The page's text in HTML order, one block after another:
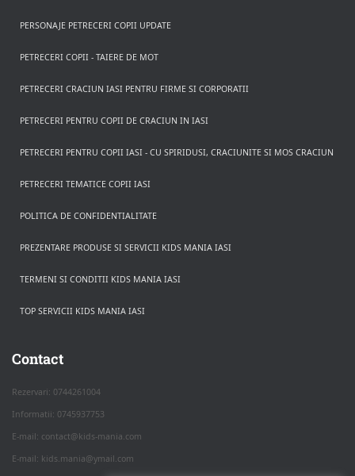
PERSONAJE PETRECERI COPII UPDATE
PETRECERI COPII - TAIERE DE MOT
PETRECERI CRACIUN IASI PENTRU FIRME SI CORPORATII
PETRECERI PENTRU COPII DE CRACIUN IN IASI
PETRECERI PENTRU COPII IASI - CU SPIRIDUSI, CRACIUNITE SI MOS CRACIUN
PETRECERI TEMATICE COPII IASI
POLITICA DE CONFIDENTIALITATE
PREZENTARE PRODUSE SI SERVICII KIDS MANIA IASI
TERMENI SI CONDITII KIDS MANIA IASI
TOP SERVICII KIDS MANIA IASI
Contact
Rezervari: 0744261004
Informatii: 0745937753
E-mail: contact@kids-mania.com
E-mail: kids.mania@ymail.com
Apasa pe o categorie ca sa vezi serviciile.
PETRECERI COPII